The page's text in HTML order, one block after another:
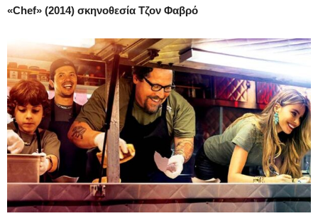
«Chef» (2014) σκηνοθεσία Τζον Φαβρό